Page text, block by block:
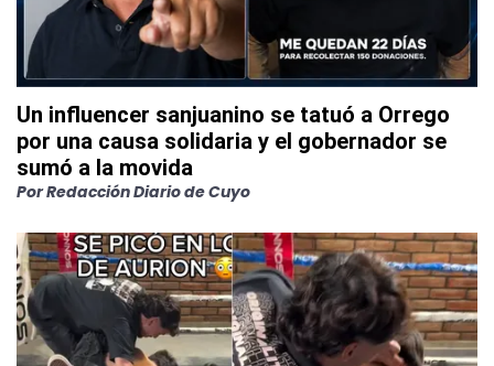
Un influencer sanjuanino se tatuó a Orrego
por una causa solidaria y el gobernador se
sumó a la movida
PorRedacción Diario de Cuyo